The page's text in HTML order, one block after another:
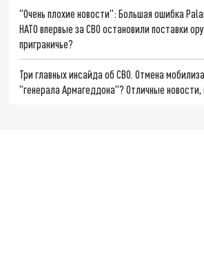
"Очень плохие новости": Большая ошибка
НАТО впервые за СВО остановили поставки
приграничье?
Три главных инсайда об СВО. Отмена
"генерала Армагеддона"? Отличные